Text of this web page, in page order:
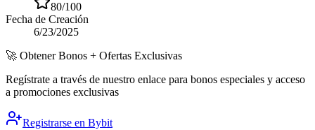
80/100
Fecha de Creación
6/23/2025
🚀 Obtener Bonos + Ofertas Exclusivas
Regístrate a través de nuestro enlace para bonos especiales y acceso
a promociones exclusivas
Registrarse en Bybit